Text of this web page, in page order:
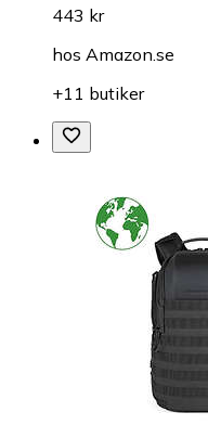
443 kr
hos Amazon.se
+11 butiker